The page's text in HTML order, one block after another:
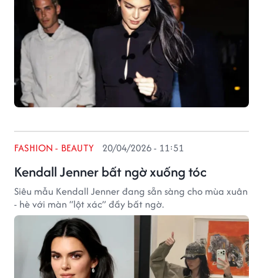
Kendall Jenner bất ngờ xuống tóc
FASHION - BEAUTY 20/04/2026 - 11:51
Siêu mẫu Kendall Jenner đang sẵn sàng cho mùa xuân
- hè với màn “lột xác” đầy bất ngờ.